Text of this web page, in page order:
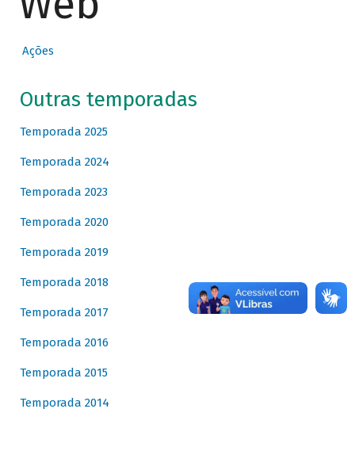
Ações
Outras temporadas
Temporada 2025
Temporada 2024
Temporada 2023
Temporada 2020
Temporada 2019
Temporada 2018
Temporada 2017
Temporada 2016
Temporada 2015
Temporada 2014